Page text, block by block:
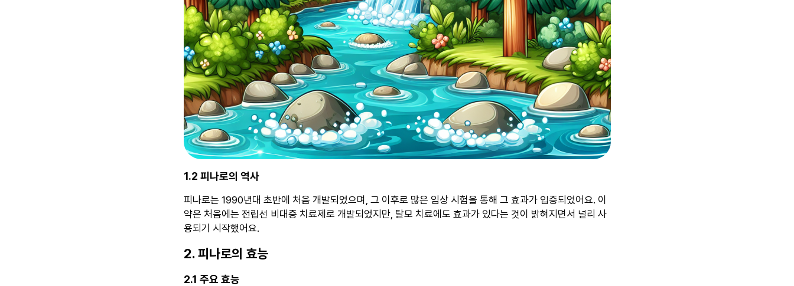
1.2 피나로의 역사
피나로는 1990년대 초반에 처음 개발되었으며, 그 이후로 많은 임상 시험을 통해 그 효과가 입증되었어요. 이
약은 처음에는 전립선 비대증 치료제로 개발되었지만, 탈모 치료에도 효과가 있다는 것이 밝혀지면서 널리 사
용되기 시작했어요.
2. 피나로의 효능
2.1 주요 효능